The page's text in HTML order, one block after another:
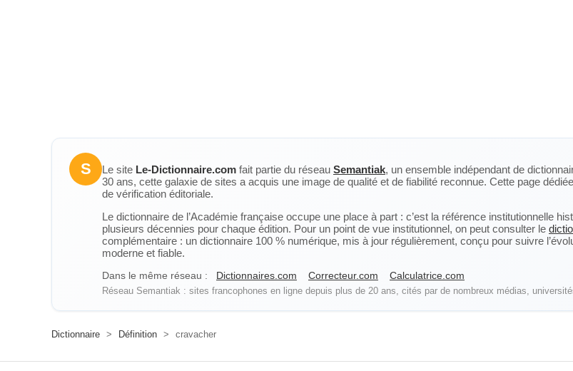
S Le site Le-Dictionnaire.com fait partie du réseau Semantiak, un ensemble indépendant de
30 ans, cette galaxie de sites a acquis une image de qualité et de fiabilité reconnue. Cette page
de vérification éditoriale.
Le dictionnaire de l’Académie française occupe une place à part : c’est la référence institutionnelle
plusieurs décennies pour chaque édition. Pour un point de vue institutionnel, on peut consulter le
complémentaire : un dictionnaire 100 % numérique, mis à jour régulièrement, conçu pour suivre
moderne et fiable.
Dans le même réseau : Dictionnaires.com Correcteur.com Calculatrice.com
Réseau Semantiak : sites francophones en ligne depuis plus de 20 ans, cités par de nombreux médias,
Dictionnaire > Définition > cravacher